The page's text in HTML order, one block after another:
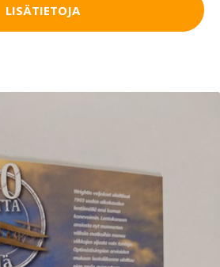
LISÄTIETOJA